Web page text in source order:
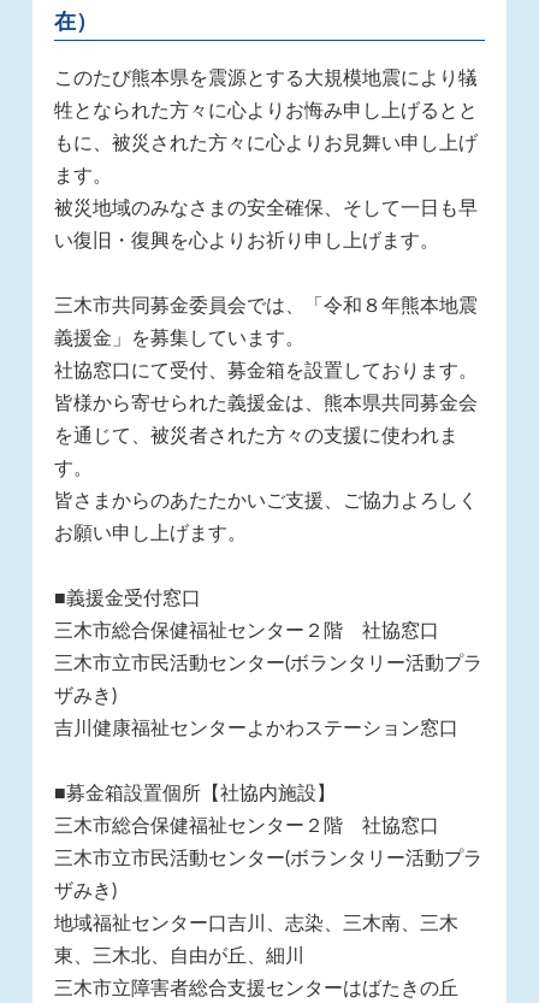
在）
このたび熊本県を震源とする大規模地震により犠
牲となられた方々に心よりお悔み申し上げるとと
もに、被災された方々に心よりお見舞い申し上げ
ます。
被災地域のみなさまの安全確保、そして一日も早
い復旧・復興を心よりお祈り申し上げます。
三木市共同募金委員会では、「令和８年熊本地震
義援金」を募集しています。
社協窓口にて受付、募金箱を設置しております。
皆様から寄せられた義援金は、熊本県共同募金会
を通じて、被災者された方々の支援に使われま
す。
皆さまからのあたたかいご支援、ご協力よろしく
お願い申し上げます。
■義援金受付窓口
三木市総合保健福祉センター２階 社協窓口
三木市立市民活動センター(ボランタリー活動プラ
ザみき)
吉川健康福祉センターよかわステーション窓口
■募金箱設置個所【社協内施設】
三木市総合保健福祉センター２階 社協窓口
三木市立市民活動センター(ボランタリー活動プラ
ザみき)
地域福祉センター口吉川、志染、三木南、三木
東、三木北、自由が丘、細川
三木市立障害者総合支援センターはばたきの丘